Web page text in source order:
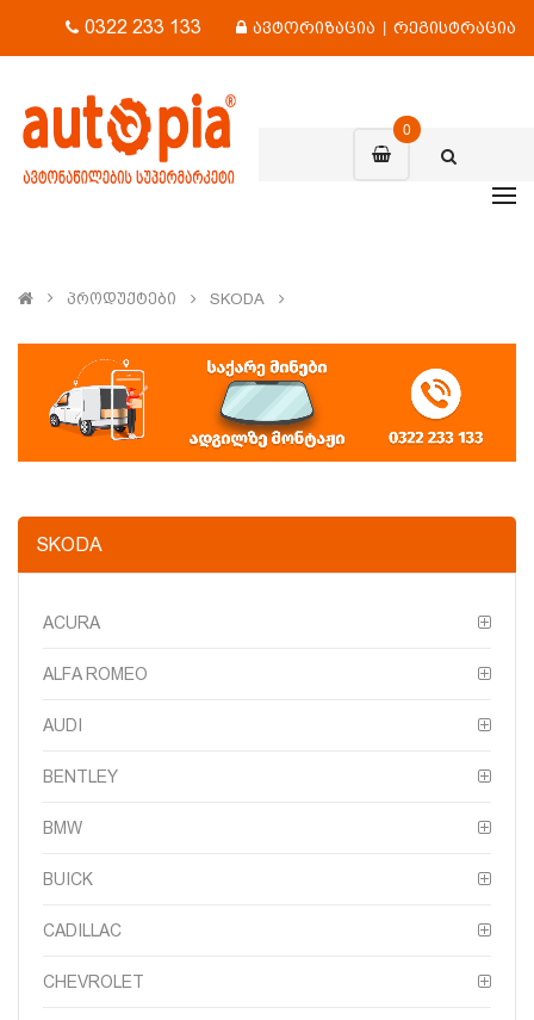
0322 233 133 ავტორიზაცია | რეგისტრაცია
0
Პროდუქტები SKODA
SKODA
ACURA
ALFA ROMEO
AUDI
BENTLEY
BMW
BUICK
CADILLAC
CHEVROLET